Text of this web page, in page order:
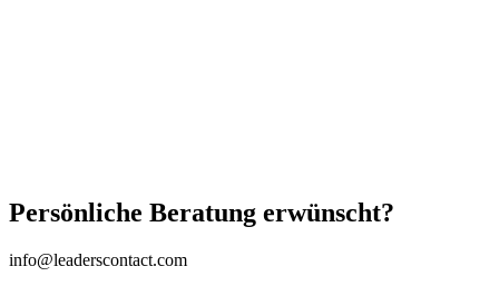
Persönliche Beratung erwünscht?
info@leaderscontact.com